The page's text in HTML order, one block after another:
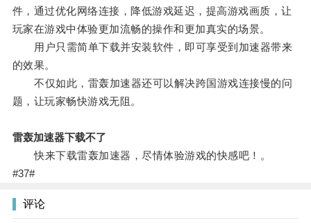
件，通过优化网络连接，降低游戏延迟，提高游戏画质，让
玩家在游戏中体验更加流畅的操作和更加真实的场景。
用户只需简单下载并安装软件，即可享受到加速器带来
的效果。
不仅如此，雷轰加速器还可以解决跨国游戏连接慢的问
题，让玩家畅快游戏无阻。
雷轰加速器下载不了
快来下载雷轰加速器，尽情体验游戏的快感吧！。
#37#
评论